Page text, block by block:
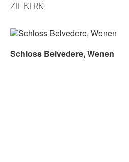
ZIE KERK:
Schloss Belvedere, Wenen